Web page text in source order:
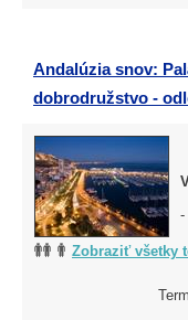
Andalúzia snov:
dobrodružstvo -
-
Zobraziť všetky